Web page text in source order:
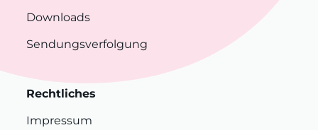
Downloads
Sendungsverfolgung
Rechtliches
Impressum